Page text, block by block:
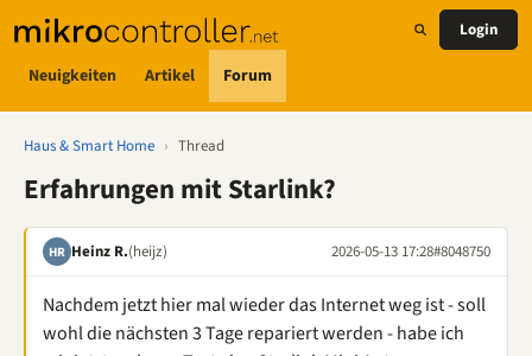
Neuigkeiten Artikel Forum
Login
Haus & Smart Home › Thread
Erfahrungen mit Starlink?
HR Heinz R.(heijz) 2026-05-13 17:28#8048750
Nachdem jetzt hier mal wieder das Internet weg ist - soll
wohl die nächsten 3 Tage repariert werden - habe ich